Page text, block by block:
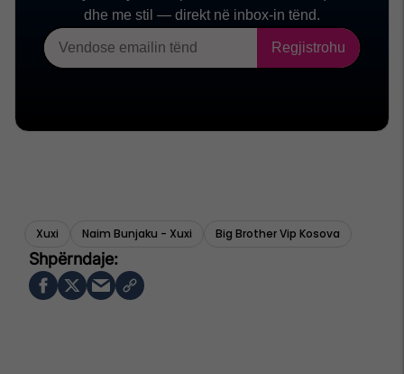
Xuxi Naim Bunjaku - Xuxi Big Brother Vip Kosova